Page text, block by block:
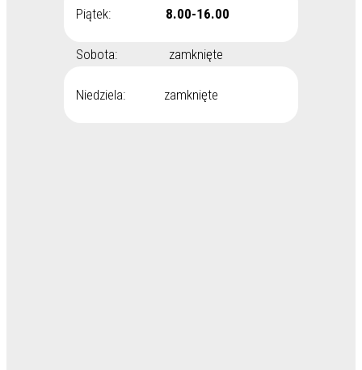
Piątek: 8.00-16.00
Sobota: zamknięte
Niedziela: zamknięte